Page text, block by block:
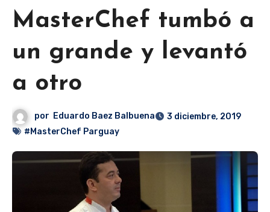
MasterChef tumbó a
un grande y levantó
a otro
por Eduardo Baez Balbuena
3 diciembre, 2019
#MasterChef Parguay